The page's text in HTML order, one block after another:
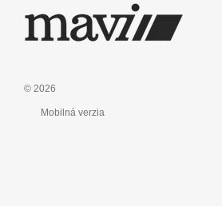
© 2026
Mobilná verzia